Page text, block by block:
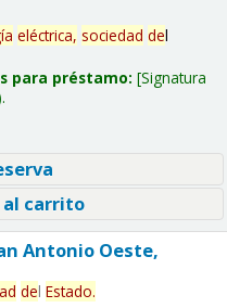
eléctrica, sociedad del
para préstamo: Signatura
carrito
Antonio Oeste,
del Estado.